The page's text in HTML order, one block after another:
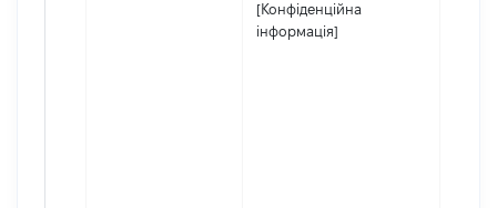
[Конфіденційна
інформація]